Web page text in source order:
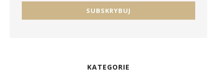
KATEGORIE